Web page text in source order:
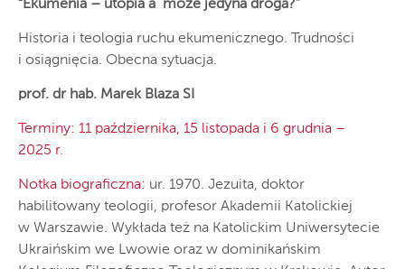
“Ekumenia – utopia a może jedyna droga?”
Historia i teologia ruchu ekumenicznego. Trudności
i osiągnięcia. Obecna sytuacja.
prof. dr hab. Marek Blaza SI
Terminy: 11 października, 15 listopada i 6 grudnia –
2025 r.
Notka biograficzna: ur. 1970. Jezuita, doktor
habilitowany teologii, profesor Akademii Katolickiej
w Warszawie. Wykłada też na Katolickim Uniwersytecie
Ukraińskim we Lwowie oraz w dominikańskim